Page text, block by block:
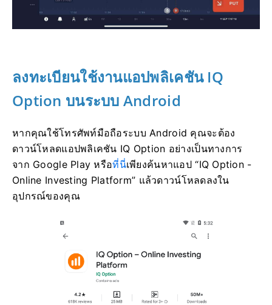
ลงทะเบียนใช้งานแอปพลิเคชัน IQ
Option บนระบบ Android
หากคุณใช้โทรศัพท์มือถือระบบ Android คุณจะต้อง
ดาวน์โหลดแอปพลิเคชัน IQ Option อย่างเป็นทางการ
จาก Google Play หรือที่นี่เพียงค้นหาแอป “IQ Option -
Online Investing Platform” แล้วดาวน์โหลดลงใน
อุปกรณ์ของคุณ